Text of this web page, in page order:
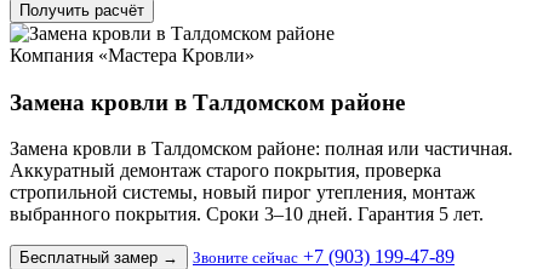
Получить расчёт
Компания «Мастера Кровли»
Замена кровли в Талдомском районе
Замена кровли в Талдомском районе: полная или частичная.
Аккуратный демонтаж старого покрытия, проверка
стропильной системы, новый пирог утепления, монтаж
выбранного покрытия. Сроки 3–10 дней. Гарантия 5 лет.
Бесплатный замер → Звоните сейчас +7 (903) 199-47-89